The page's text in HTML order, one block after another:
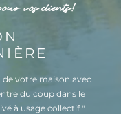
vos clients!
de votre maison avec
du coup dans le
à usage collectif "